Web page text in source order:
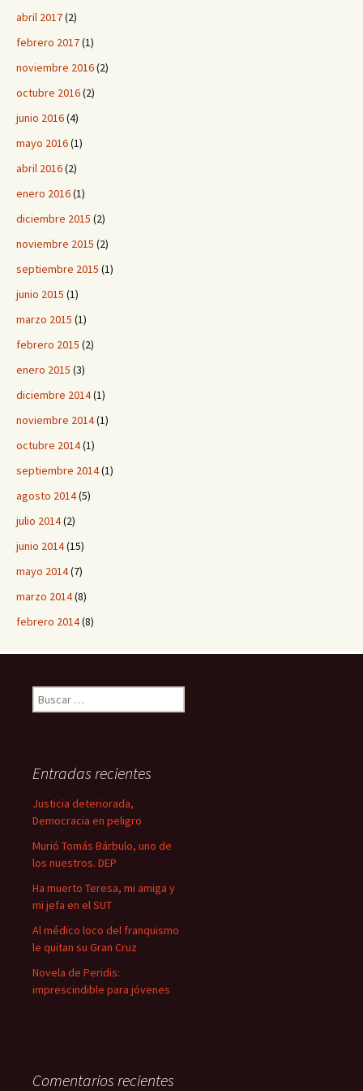
abril 2017(2)
febrero 2017(1)
noviembre 2016(2)
octubre 2016(2)
junio 2016(4)
mayo 2016(1)
abril 2016(2)
enero 2016(1)
diciembre 2015 (2)
noviembre 2015 (2)
septiembre 2015 (1)
junio 2015 (1)
marzo 2015 (1)
febrero 2015 (2)
enero 2015 (3)
diciembre 2014(1)
noviembre 2014(1)
octubre 2014(1)
septiembre 2014(1)
agosto 2014(5)
julio 2014(2)
junio 2014(15)
mayo 2014(7)
marzo 2014(8)
febrero 2014(8)
B
u
r
Entradas recientes
Justicia deteriorada,
Democracia en peligro
Murió Tomás Bárbulo, uno de
los nuestros. DEP
Ha muerto Teresa, mi amiga y
mi jefa en el SUT
Al médico loco del franquismo
le quitan su Gran Cruz
Novela de Peridis:
imprescindible para jóvenes
Comentarios recientes